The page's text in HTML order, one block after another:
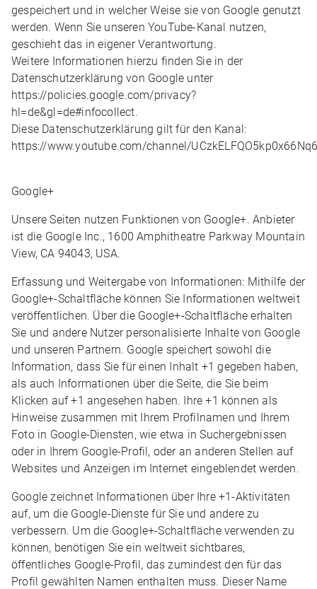
gespeichert und in welcher Weise sie von Google genutzt
werden. Wenn Sie unseren YouTube-Kanal nutzen,
geschieht das in eigener Verantwortung.
Weitere Informationen hierzu finden Sie in der
Datenschutzerklärung von Google unter
https://policies.google.com/privacy?
hl=de&gl=de#infocollect.
Diese Datenschutzerklärung gilt für den Kanal:
https://www.youtube.com/channel/
Google+
Unsere Seiten nutzen Funktionen von Google+. Anbieter
ist die Google Inc., 1600 Amphitheatre Parkway Mountain
View, CA 94043, USA.
Erfassung und Weitergabe von Informationen: Mithilfe der
Google+-Schaltfläche können Sie Informationen weltweit
veröffentlichen. Über die Google+-Schaltfläche erhalten
Sie und andere Nutzer personalisierte Inhalte von Google
und unseren Partnern. Google speichert sowohl die
Information, dass Sie für einen Inhalt +1 gegeben haben,
als auch Informationen über die Seite, die Sie beim
Klicken auf +1 angesehen haben. Ihre +1 können als
Hinweise zusammen mit Ihrem Profilnamen und Ihrem
Foto in Google-Diensten, wie etwa in Suchergebnissen
oder in Ihrem Google-Profil, oder an anderen Stellen auf
Websites und Anzeigen im Internet eingeblendet werden.
Google zeichnet Informationen über Ihre +1-Aktivitäten
auf, um die Google-Dienste für Sie und andere zu
verbessern. Um die Google+-Schaltfläche verwenden zu
können, benötigen Sie ein weltweit sichtbares,
öffentliches Google-Profil, das zumindest den für das
Profil gewählten Namen enthalten muss. Dieser Name